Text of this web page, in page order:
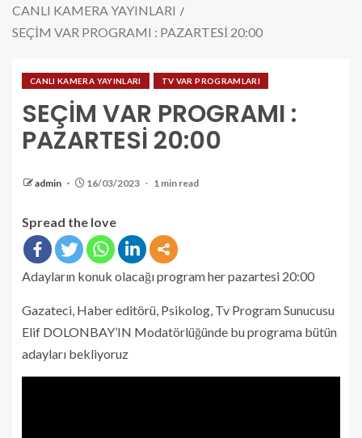
CANLI KAMERA YAYINLARI
SEÇİM VAR PROGRAMI : PAZARTESİ 20:00
CANLI KAMERA YAYINLARI TV VAR PROGRAMLARI
SEÇİM VAR PROGRAMI :
PAZARTESİ 20:00
admin 16/03/2023 1 min read
Spread the love
Adayların konuk olacağı program her pazartesi 20:00
Gazateci, Haber editörü, Psikolog, Tv Program Sunucusu
Elif DOLONBAY’IN Modatörlüğünde bu programa bütün
adayları bekliyoruz